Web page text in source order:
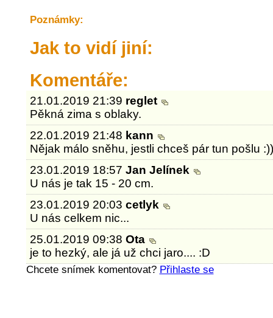
Poznámky:
Jak to vidí jiní:
Komentáře:
21.01.2019 21:39 reglet
Pěkná zima s oblaky.
22.01.2019 21:48 kann
Nějak málo sněhu, jestli chceš pár tun pošlu
23.01.2019 18:57Jan Jelínek
U nás je tak 15 - 20 cm.
23.01.2019 20:03cetlyk
U nás celkem nic...
25.01.2019 09:38Ota
je to hezký, ale já už chci jaro.... :D
Chcete snímek komentovat? Přihlaste se